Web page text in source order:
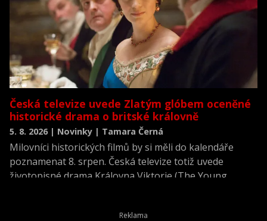
Česká televize uvede Zlatým glóbem oceněné
historické drama o britské královně
5. 8. 2026 | Novinky | Tamara Černá
Milovníci historických filmů by si měli do kalendáře
poznamenat 8. srpen. Česká televize totiž uvede
životopisné drama Královna Viktorie (The Young